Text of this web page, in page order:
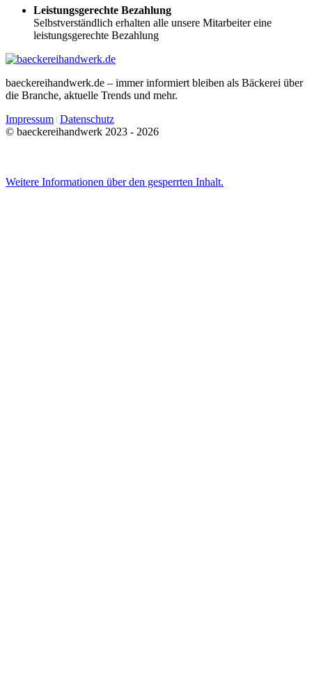
Leistungsgerechte Bezahlung
Selbstverständlich erhalten alle unsere Mitarbeiter eine
leistungsgerechte Bezahlung
baeckereihandwerk.de – immer informiert bleiben als Bäckerei über
die Branche, aktuelle Trends und mehr.
Impressum Datenschutz
© baeckereihandwerk 2023 - 2026
Weitere Informationen über den gesperrten Inhalt.